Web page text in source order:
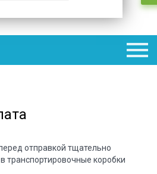

отправкой тщательно
в транспортировочные коробки